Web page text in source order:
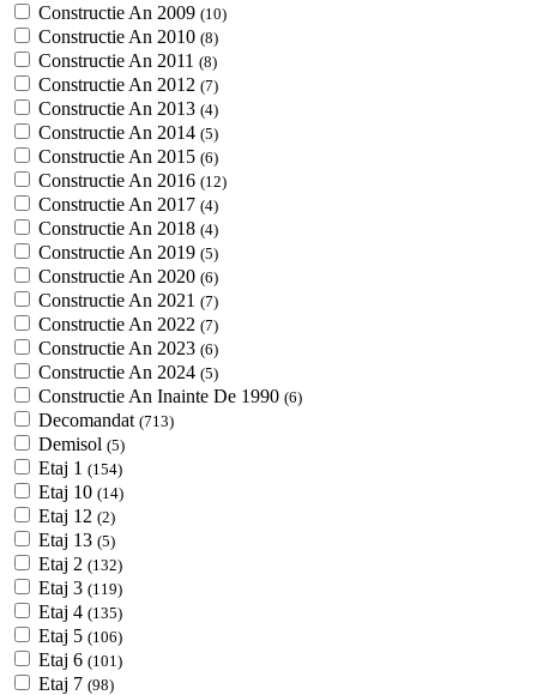
Constructie An 2009 (10)
Constructie An 2010 (8)
Constructie An 2011 (8)
Constructie An 2012 (7)
Constructie An 2013 (4)
Constructie An 2014 (5)
Constructie An 2015 (6)
Constructie An 2016 (12)
Constructie An 2017 (4)
Constructie An 2018 (4)
Constructie An 2019 (5)
Constructie An 2020 (6)
Constructie An 2021 (7)
Constructie An 2022 (7)
Constructie An 2023 (6)
Constructie An 2024 (5)
Constructie An Inainte De 1990 (6)
Decomandat (713)
Demisol (5)
Etaj 1 (154)
Etaj 10 (14)
Etaj 12 (2)
Etaj 13 (5)
Etaj 2 (132)
Etaj 3 (119)
Etaj 4 (135)
Etaj 5 (106)
Etaj 6 (101)
Etaj 7 (98)